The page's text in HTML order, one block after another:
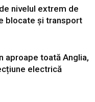
nivelul extrem de
blocate și transport
aproape toată Anglia,
electrică